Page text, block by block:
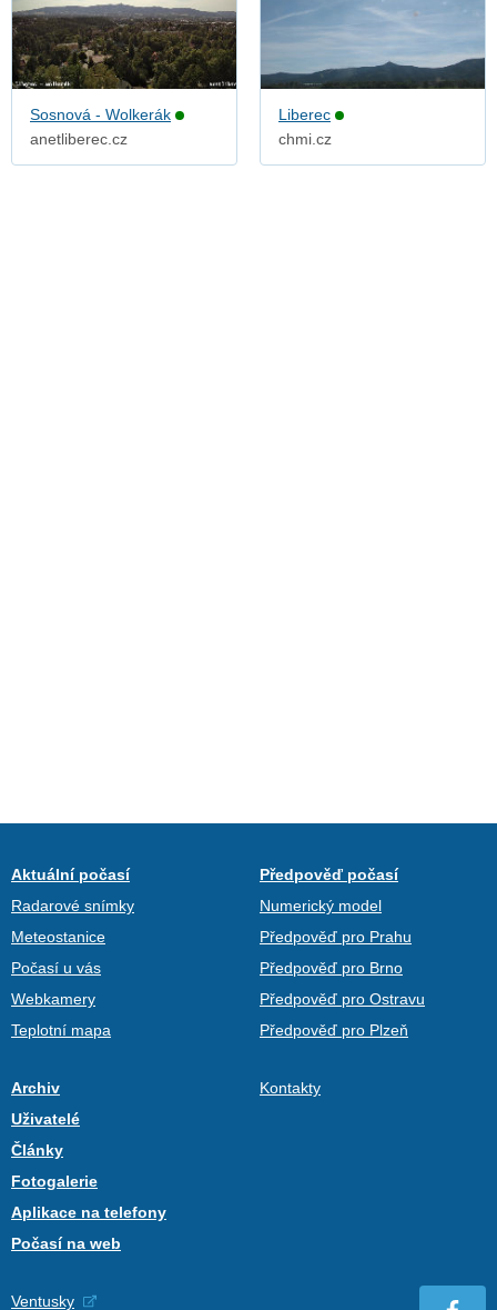
Sosnová - Wolkerák
anetliberec.cz
Liberec
chmi.cz
Aktuální počasí
Radarové snímky
Meteostanice
Počasí u vás
Webkamery
Teplotní mapa
Předpověď počasí
Numerický model
Předpověď pro Prahu
Předpověď pro Brno
Předpověď pro Ostravu
Předpověď pro Plzeň
Archiv
Uživatelé
Články
Fotogalerie
Aplikace na telefony
Počasí na web
Kontakty
Ventusky